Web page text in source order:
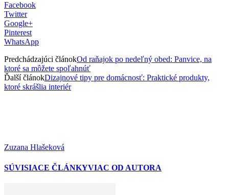
Facebook
Twitter
Google+
Pinterest
WhatsApp
Predchádzajúci článokOd raňajok po nedeľný obed: Panvice, na
ktoré sa môžete spoľahnúť
Ďalší článokDizajnové tipy pre domácnosť: Praktické produkty,
ktoré skrášlia interiér
Zuzana Hlašeková
SÚVISIACE ČLÁNKYVIAC OD AUTORA